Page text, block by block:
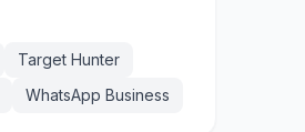
Target Hunter
WhatsApp Business